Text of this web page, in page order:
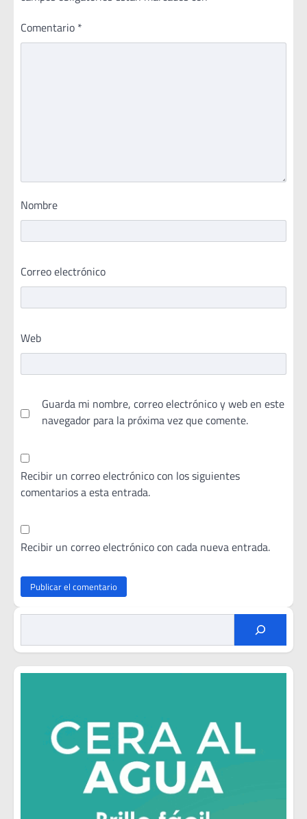
Comentario *
Nombre
Correo electrónico
Web
Guarda mi nombre, correo electrónico y web en este
navegador para la próxima vez que comente.
Recibir un correo electrónico con los siguientes
comentarios a esta entrada.
Recibir un correo electrónico con cada nueva entrada.